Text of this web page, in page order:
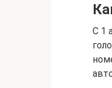
С 1